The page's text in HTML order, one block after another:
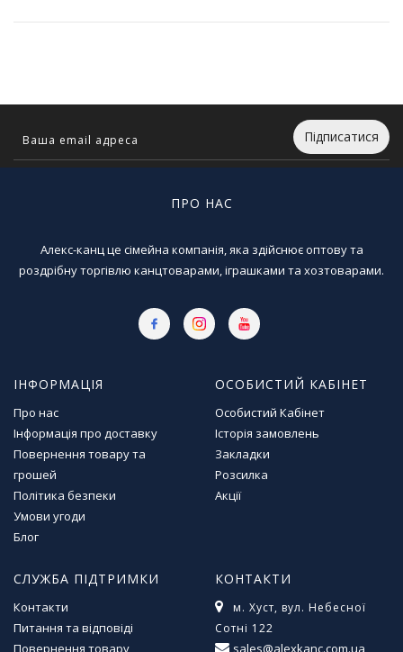
Підписатися
ПРО НАС
Алекс-канц це сімейна компанія, яка здійснює оптову та
роздрібну торгівлю канцтоварами, іграшками та хозтоварами.
ІНФОРМАЦІЯ
Про нас
Інформація про доставку
Повернення товару та
грошей
Політика безпеки
Умови угоди
Блог
ОСОБИСТИЙ КАБІНЕТ
Особистий Кабінет
Історія замовлень
Закладки
Розсилка
Акції
СЛУЖБА ПІДТРИМКИ
Контакти
Питання та відповіді
Повернення товару
КОНТАКТИ
м. Хуст, вул. Небесної
Сотні 122
sales@alexkanc.com.ua